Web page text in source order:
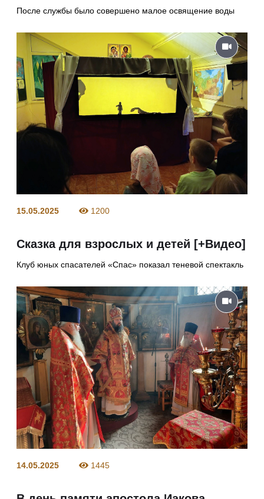
После службы было совершено малое освящение воды
15.05.2025 1200
Сказка для взрослых и детей [+Видео]
Клуб юных спасателей «Спас» показал теневой спектакль
14.05.2025 1445